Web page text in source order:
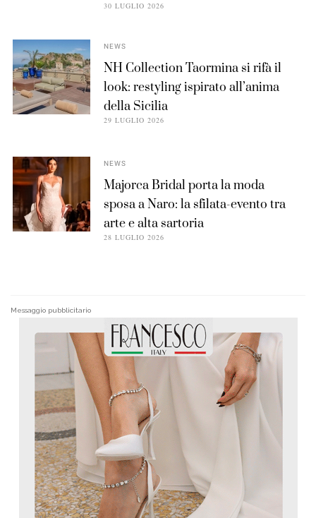
30 LUGLIO 2026
NEWS
NH Collection Taormina si rifà il
look: restyling ispirato all’anima
della Sicilia
29 LUGLIO 2026
NEWS
Majorca Bridal porta la moda
sposa a Naro: la sfilata-evento tra
arte e alta sartoria
28 LUGLIO 2026
Messaggio pubblicitario